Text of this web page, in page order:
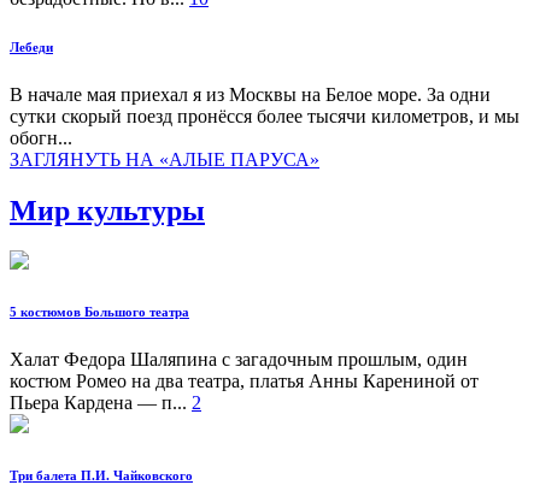
Лебеди
В начале мая приехал я из Москвы на Белое море. За одни
сутки скорый поезд пронёсся более тысячи километров, и мы
обогн...
ЗАГЛЯНУТЬ НА «АЛЫЕ ПАРУСА»
Мир культуры
5 костюмов Большого театра
Халат Федора Шаляпина с загадочным прошлым, один
костюм Ромео на два театра, платья Анны Карениной от
Пьера Кардена — п... 2
Три балета П.И. Чайковского